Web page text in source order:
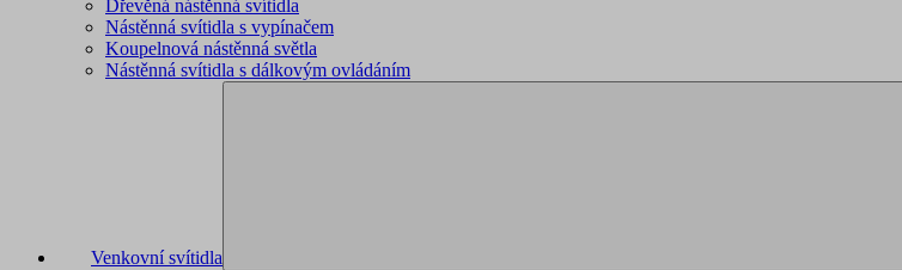
Dřevěná nástěnná svítidla
Nástěnná svítidla s vypínačem
Koupelnová nástěnná světla
Nástěnná svítidla s dálkovým ovládáním
Venkovní svítidla